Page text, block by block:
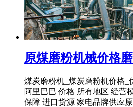
原煤磨粉机械价格
煤炭磨粉机_煤炭磨粉机价格_
阿里巴巴 价格 所有地区 经营
保障 进口货源 家电品牌供应